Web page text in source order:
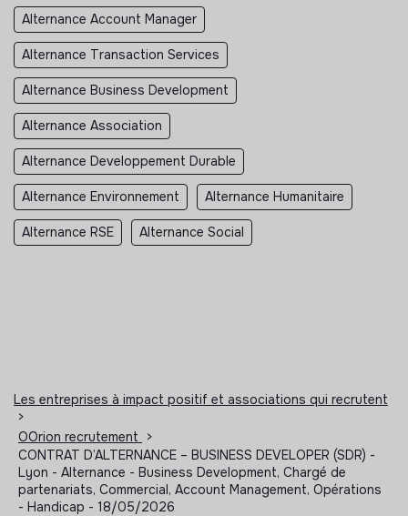
Alternance Account Manager
Alternance Transaction Services
Alternance Business Development
Alternance Association
Alternance Developpement Durable
Alternance Environnement Alternance Humanitaire
Alternance RSE Alternance Social
Les entreprises à impact positif et associations qui recrutent
>
OOrion recrutement
>
CONTRAT D’ALTERNANCE – BUSINESS DEVELOPER (SDR) -
Lyon - Alternance - Business Development, Chargé de
partenariats, Commercial, Account Management, Opérations
- Handicap - 18/05/2026